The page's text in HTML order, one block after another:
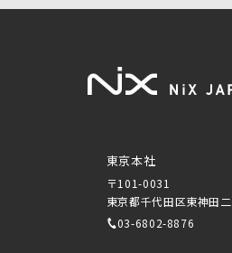
東京本社
〒101-0031
東京都千代田区東神田
03-6802-8876